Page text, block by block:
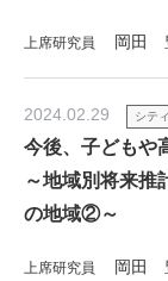
上席研究員 岡田
2024.02.29 シテ
今後、子どもや
～地域別将来推
の地域②～
上席研究員 岡田